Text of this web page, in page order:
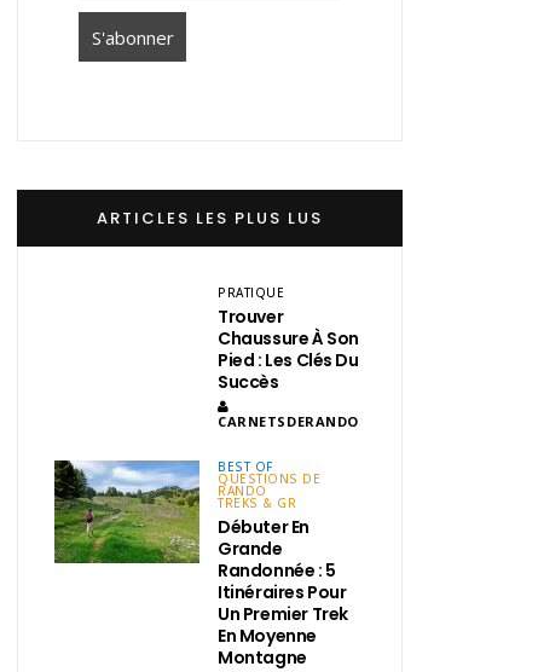
ARTICLES LES PLUS LUS
PRATIQUE
Trouver
Chaussure À Son
Pied : Les Clés Du
Succès
CARNETSDERANDO
BEST OF
QUESTIONS DE
RANDO
TREKS & GR
Débuter En
Grande
Randonnée : 5
Itinéraires Pour
Un Premier Trek
En Moyenne
Montagne